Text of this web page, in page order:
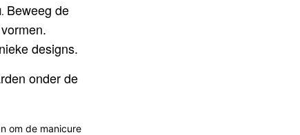
Beweeg de
designs.
onder de
om de manicure